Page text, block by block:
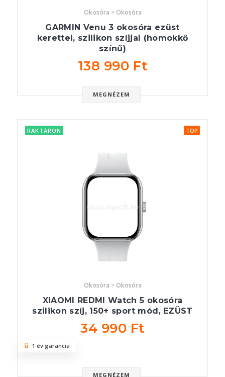
Okosóra > Okosóra
GARMIN Venu 3 okosóra ezüst
kerettel, szilikon szíjjal (homokkő
színű)
138 990 Ft
MEGNÉZEM
RAKTÁRON TOP
Okosóra > Okosóra
XIAOMI REDMI Watch 5 okosóra
szilikon szíj, 150+ sport mód, EZÜST
34 990 Ft
MEGNÉZEM
1 év garancia